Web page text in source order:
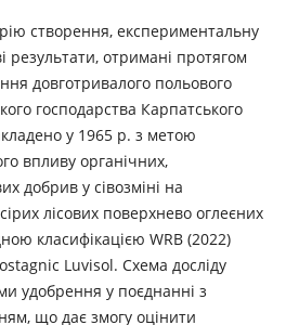
створення, експериментальну
результати, отримані протягом
довготривалого польового
господарства Карпатського
у 1965 р. з метою
впливу органічних,
добрив у сівозміні на
лісових поверхнево оглеєних
класифікацією WRB (2022)
Luvisol. Схема досліду
удобрення у поєднанні з
що дає змогу оцінити